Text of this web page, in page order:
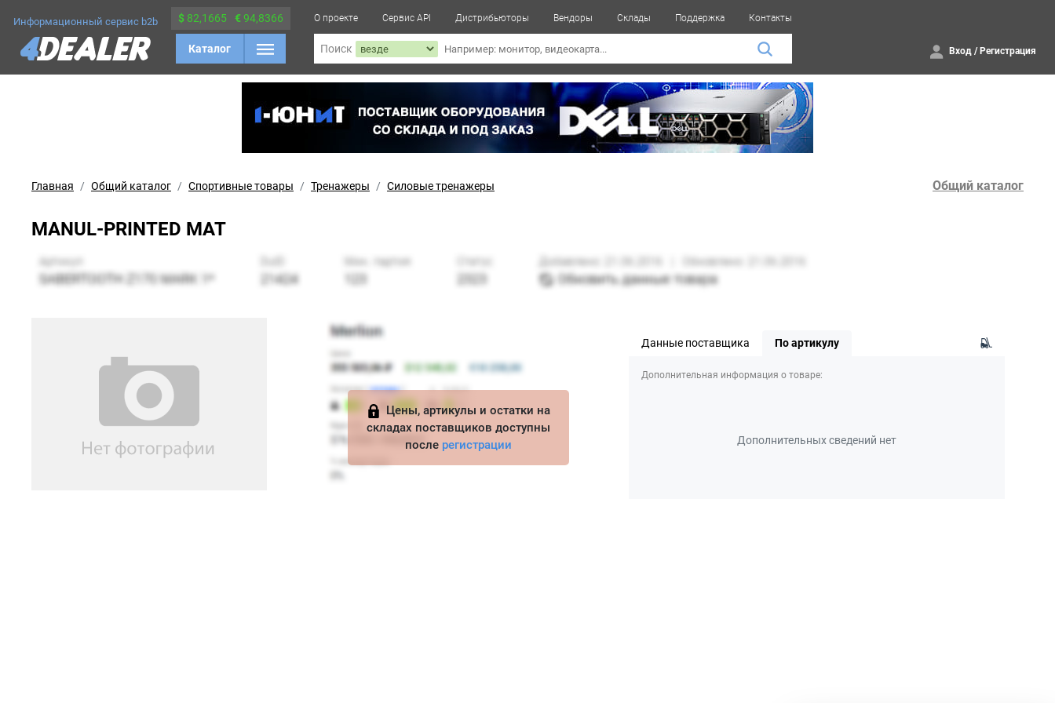
Информационный сервис b2b $ 82,1665 €94,8366
Каталог
О проекте Сервис API Дистрибьюторы Вендоры Склады Поддержка Контакты
Поиск Вход / Регистрация
Главная Общий каталог Спортивные товары Тренажеры Силовые тренажеры Общий каталог
MANUL-PRINTED MAT
Цены, артикулы и остатки на
складах поставщиков доступны
после регистрации
Данные поставщика По артикулу
Дополнительная информация о товаре:
Дополнительных сведений нет